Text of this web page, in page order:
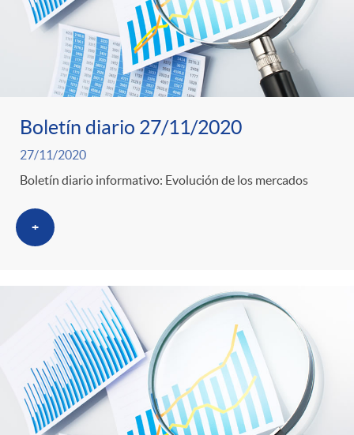
Boletín diario 27/11/2020
27/11/2020
Boletín diario informativo: Evolución de los mercados
+